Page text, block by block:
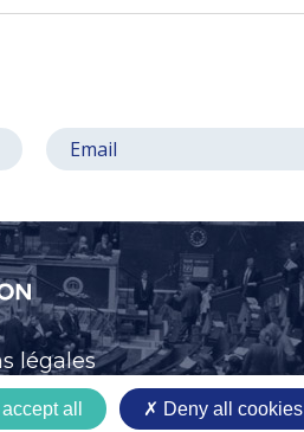
légales
all Deny all cookies